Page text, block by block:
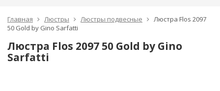
Главная Люстры Люстры подвесные
Люстра Flos 2097
50 Gold by Gino Sarfatti
Люстра Flos 2097 50 Gold by Gino
Sarfatti